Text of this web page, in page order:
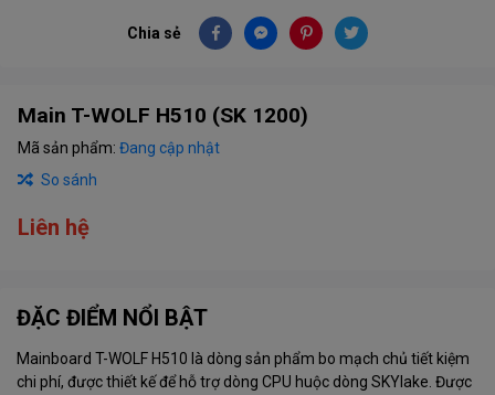
Chia sẻ
Main T-WOLF H510 (SK 1200)
Mã sản phẩm: Đang cập nhật
So sánh
Liên hệ
ĐẶC ĐIỂM NỔI BẬT
Mainboard T-WOLF H510 là dòng sản phẩm bo mạch chủ tiết kiệm
chi phí, được thiết kế để hỗ trợ dòng CPU huộc dòng SKYlake. Được